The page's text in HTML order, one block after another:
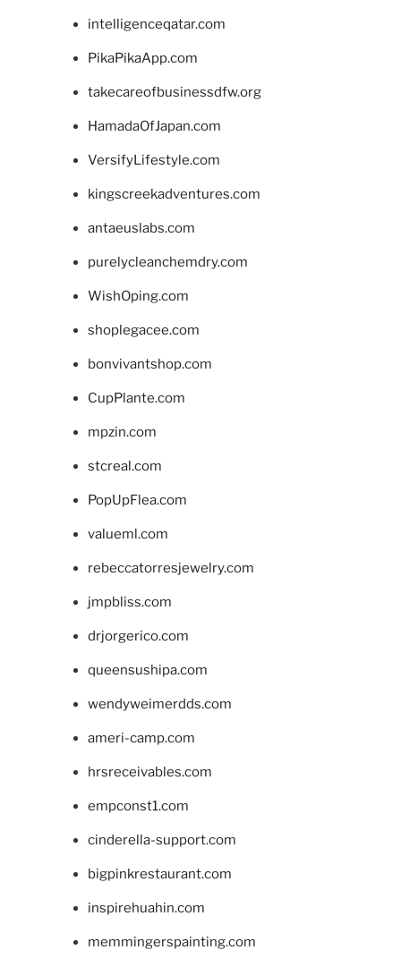
intelligenceqatar.com
PikaPikaApp.com
takecareofbusinessdfw.org
HamadaOfJapan.com
VersifyLifestyle.com
kingscreekadventures.com
antaeuslabs.com
purelycleanchemdry.com
WishOping.com
shoplegacee.com
bonvivantshop.com
CupPlante.com
mpzin.com
stcreal.com
PopUpFlea.com
valueml.com
rebeccatorresjewelry.com
jmpbliss.com
drjorgerico.com
queensushipa.com
wendyweimerdds.com
ameri-camp.com
hrsreceivables.com
empconst1.com
cinderella-support.com
bigpinkrestaurant.com
inspirehuahin.com
memmingerspainting.com